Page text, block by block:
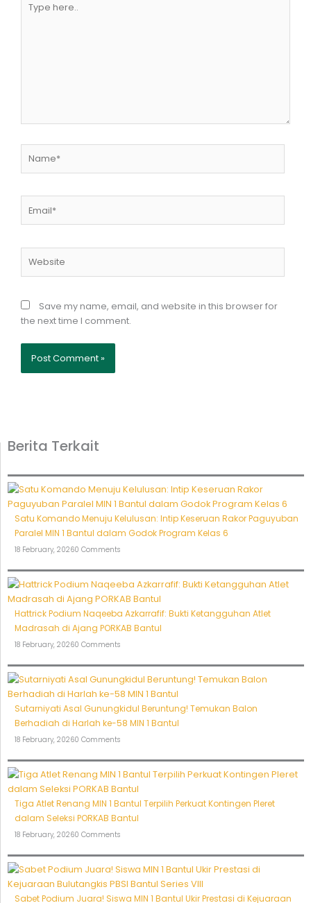
here..
Save my name, email, and website in this browser for
the next time I comment.
Berita Terkait
Satu Komando Menuju Kelulusan: Intip Keseruan Rakor Paguyuban
Paralel MIN 1 Bantul dalam Godok Program Kelas 6
18 February, 20260 Comments
Hattrick Podium Naqeeba Azkarrafif: Bukti Ketangguhan Atlet
Madrasah di Ajang PORKAB Bantul
18 February, 20260 Comments
Sutarniyati Asal Gunungkidul Beruntung! Temukan Balon
Berhadiah di Harlah ke-58 MIN 1 Bantul
18 February, 20260 Comments
Tiga Atlet Renang MIN 1 Bantul Terpilih Perkuat Kontingen Pleret
dalam Seleksi PORKAB Bantul
18 February, 20260 Comments
Sabet Podium Juara! Siswa MIN 1 Bantul Ukir Prestasi di Kejuaraan